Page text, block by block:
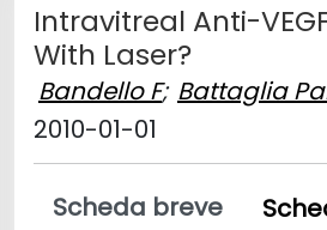
Intravitreal Anti-
With Laser?
Bandello F; Battaglia
2010-01-01
Scheda breve